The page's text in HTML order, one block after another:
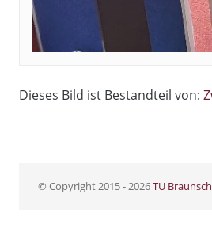
Dieses Bild ist Bestandteil von:
© Copyright 2015 - 2026TU